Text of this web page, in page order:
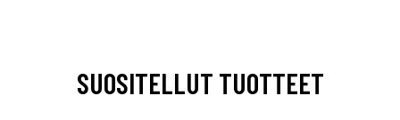
SUOSITELLUT TUOTTEET